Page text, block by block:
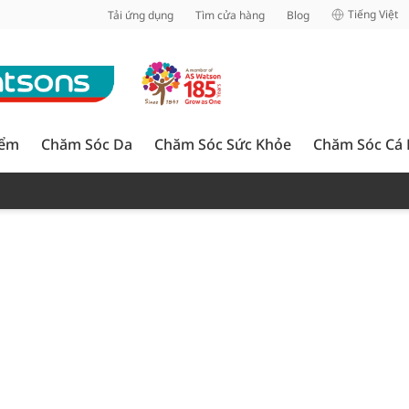
Tải ứng dụng Tìm cửa hàng Blog Tiếng Việt
Chăm Sóc Da Chăm Sóc Sức Khỏe Chăm Sóc Cá